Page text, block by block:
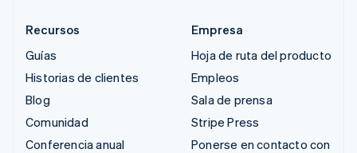
Recursos
Guías
Historias de clientes
Blog
Comunidad
Conferencia anual
Empresa
Hoja de ruta del producto
Empleos
Sala de prensa
Stripe Press
Ponerse en contacto con